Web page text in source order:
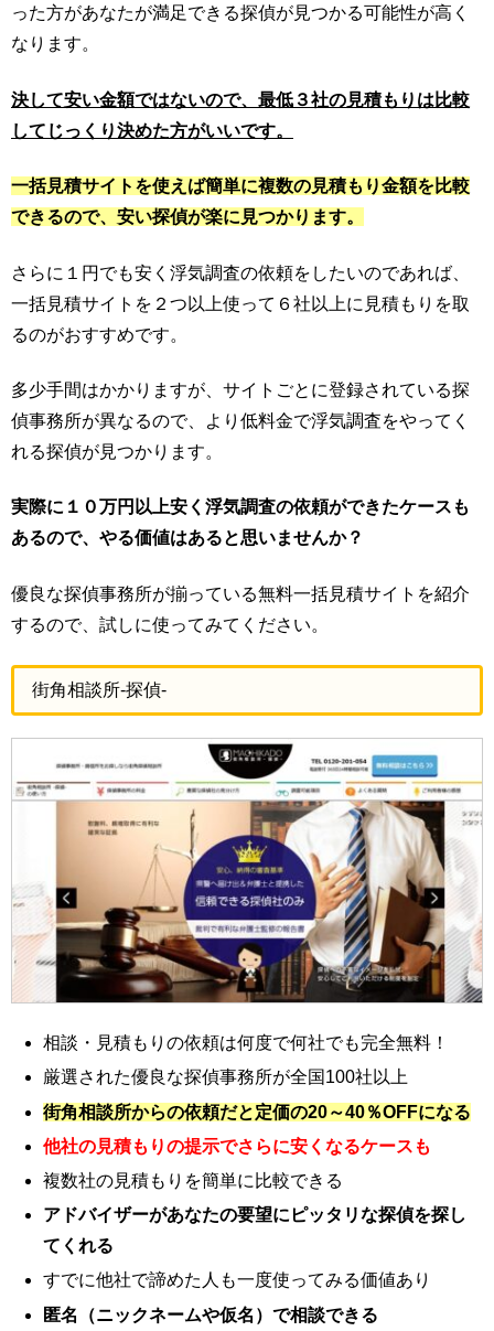
った方があなたが満足できる探偵が見つかる可能性が高く
なります。
決して安い金額ではないので、最低３社の見積もりは比較
してじっくり決めた方がいいです。
一括見積サイトを使えば簡単に複数の見積もり金額を比較
できるので、安い探偵が楽に見つかります。
さらに１円でも安く浮気調査の依頼をしたいのであれば、
一括見積サイトを２つ以上使って６社以上に見積もりを取
るのがおすすめです。
多少手間はかかりますが、サイトごとに登録されている探
偵事務所が異なるので、より低料金で浮気調査をやってく
れる探偵が見つかります。
実際に１０万円以上安く浮気調査の依頼ができたケースも
あるので、やる価値はあると思いませんか？
優良な探偵事務所が揃っている無料一括見積サイトを紹介
するので、試しに使ってみてください。
街角相談所-探偵-
相談・見積もりの依頼は何度で何社でも完全無料！
厳選された優良な探偵事務所が全国100社以上
街角相談所からの依頼だと定価の20～40％OFFになる
他社の見積もりの提示でさらに安くなるケースも
複数社の見積もりを簡単に比較できる
アドバイザーがあなたの要望にピッタリな探偵を探し
てくれる
すでに他社で諦めた人も一度使ってみる価値あり
匿名（ニックネームや仮名）で相談できる